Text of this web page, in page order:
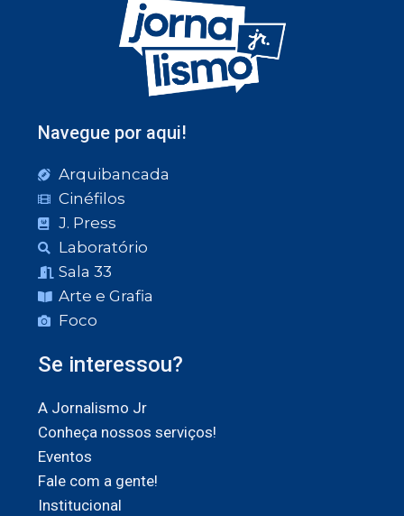
Navegue por aqui!
Arquibancada
Cinéfilos
J. Press
Laboratório
Sala 33
Arte e Grafia
Foco
Se interessou?
A Jornalismo Jr
Conheça nossos serviços!
Eventos
Fale com a gente!
Institucional